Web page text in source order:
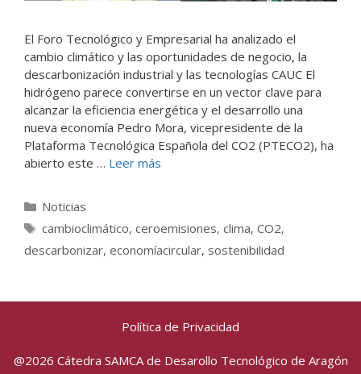
El Foro Tecnológico y Empresarial ha analizado el
cambio climático y las oportunidades de negocio, la
descarbonización industrial y las tecnologías CAUC El
hidrógeno parece convertirse en un vector clave para
alcanzar la eficiencia energética y el desarrollo una
nueva economía Pedro Mora, vicepresidente de la
Plataforma Tecnológica Española del CO2 (PTECO2), ha
abierto este … Leer más
Categorías
Noticias
Etiquetas
cambioclimático, ceroemisiones, clima, CO2,
descarbonizar, economíacircular, sostenibilidad
Política de Privacidad
@2026 Cátedra SAMCA de Desarollo Tecnológico de Aragón